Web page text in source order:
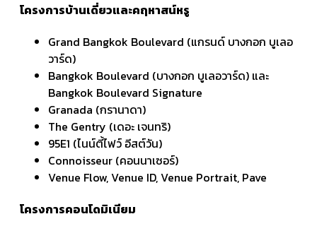
โครงการบ้านเดี่ยวและคฤหาสน์หรู
Grand Bangkok Boulevard (แกรนด์ บางกอก บูเลอ
วาร์ด)
Bangkok Boulevard (บางกอก บูเลอวาร์ด) และ
Bangkok Boulevard Signature
Granada (กรานาดา)
The Gentry (เดอะ เจนทริ)
95E1 (ไนน์ตี้ไฟว์ อีสต์วัน)
Connoisseur (คอนนาเซอร์)
Venue Flow, Venue ID, Venue Portrait, Pave
โครงการคอนโดมิเนียม